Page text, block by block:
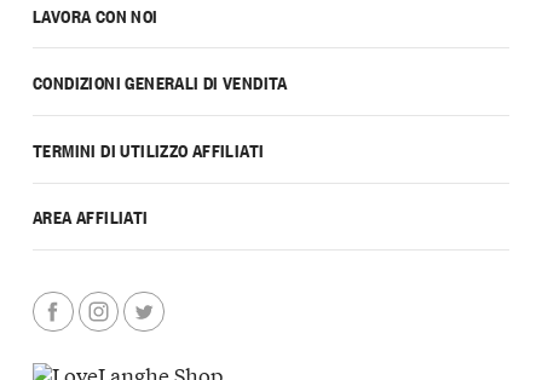
LAVORA CON NOI
CONDIZIONI GENERALI DI VENDITA
TERMINI DI UTILIZZO AFFILIATI
AREA AFFILIATI